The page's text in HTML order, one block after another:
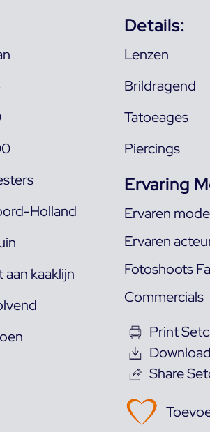
Holland
aan kaaklijn
Details:
Lenzen
Brildragend
Tatoeages
Piercings
Ervaring
Ervaren
Ervaren
Fotoshoots
Commercials
Print
Share